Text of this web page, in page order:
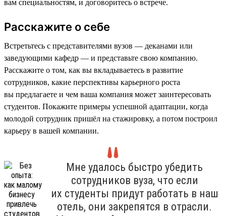
вам специальностям, и договоритесь о встрече.
Расскажите о себе
Встретьтесь с представителями вузов — деканами или
заведующими кафедр — и представьте свою компанию.
Расскажите о том, как вы вкладываетесь в развитие
сотрудников, какие перспективы карьерного роста
вы предлагаете и чем ваша компания может заинтересовать
студентов. Покажите примеры успешной адаптации, когда
молодой сотрудник пришёл на стажировку, а потом построил
карьеру в вашей компании.
Мне удалось быстро убедить
сотрудников вуза, что если
их студенты придут работать в наш
отель, они закрепятся в отрасли.